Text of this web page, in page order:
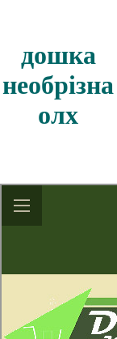
дошка
необрізна
олх